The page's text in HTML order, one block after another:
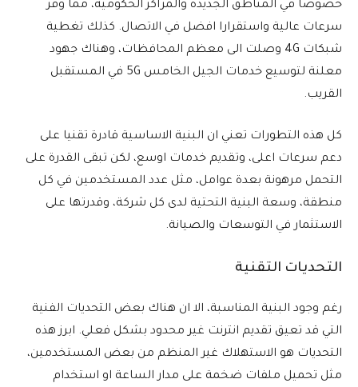
خصوصا في المناطق الجديدة والمراكز الحكومية، مما وفر
سرعات عالية واستقرارا افضل في الاتصال. كذلك تغطية
شبكات 4G وصلت الى معظم المحافظات، وهناك جهود
معلنة لتوسيع خدمات الجيل الخامس 5G في المستقبل
القريب.
كل هذه التطورات تعني ان البنية الاساسية قادرة تقنيا على
دعم سرعات اعلى، وتقديم خدمات اوسع، لكن تبقى القدرة على
التحمل مرهونة بعدة عوامل، مثل عدد المستخدمين في كل
منطقة، وسعة البنية التحتية لدى كل شركة، وقدرتها على
الاستثمار في التوسعات والصيانة.
التحديات التقنية
رغم وجود البنية المناسبة، الا ان هناك بعض التحديات الفنية
التي قد تعيق تقديم انترنت غير محدود بشكل فعلي. ابرز هذه
التحديات هو الاستهلاك غير المنظم من بعض المستخدمين،
مثل تحميل ملفات ضخمة على مدار الساعة او استخدام